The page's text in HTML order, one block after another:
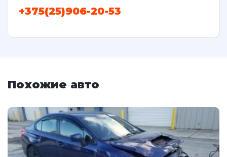
+375(25)906-20-53
Похожие авто